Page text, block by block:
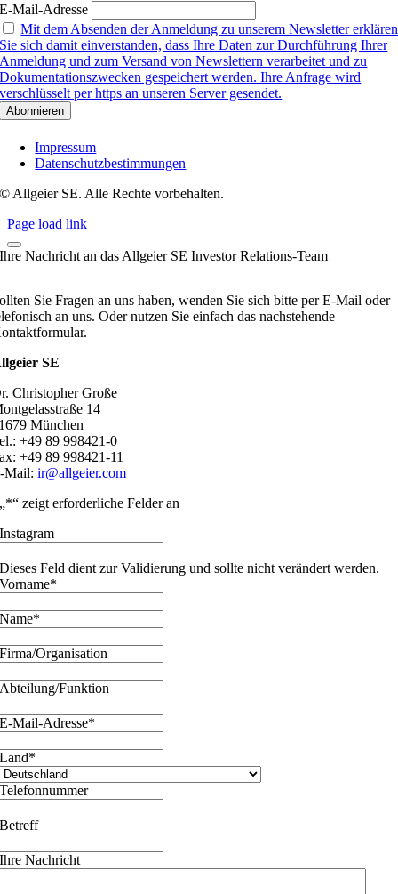
E-Mail-Adresse
Mit dem Absenden der Anmeldung zu unserem Newsletter erklären
Sie sich damit einverstanden, dass Ihre Daten zur Durchführung Ihrer
Anmeldung und zum Versand von Newslettern verarbeitet und zu
Dokumentationszwecken gespeichert werden. Ihre Anfrage wird
verschlüsselt per https an unseren Server gesendet.
Impressum
Datenschutzbestimmungen
© Allgeier SE. Alle Rechte vorbehalten.
Page load link
Ihre Nachricht an das Allgeier SE Investor Relations-Team
Sie Fragen an uns haben, wenden Sie sich bitte per E-Mail oder
an uns. Oder nutzen Sie einfach das nachstehende
SE
Christopher Große
14
München
+49 89 998421-0
+49 89 998421-11
Mail:ir@allgeier.com
„*“ zeigt erforderliche Felder an
Instagram
Dieses Feld dient zur Validierung und sollte nicht verändert werden.
Vorname*
Name*
Firma/Organisation
Abteilung/Funktion
E-Mail-Adresse*
Land*
Telefonnummer
Betreff
Ihre Nachricht